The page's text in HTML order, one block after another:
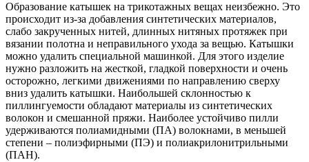
Образование катышек на трикотажных вещах неизбежно. Это
происходит из-за добавления синтетических материалов,
слабо закрученных нитей, длинных нитяных протяжек при
вязании полотна и неправильного ухода за вещью. Катышки
можно удалить специальной машинкой. Для этого изделие
нужно разложить на жесткой, гладкой поверхности и очень
осторожно, легкими движениями по направлению сверху
вниз удалить катышки. Наибольшей склонностью к
пиллингуемости обладают материалы из синтетических
волокон и смешанной пряжи. Наиболее устойчиво пилли
удерживаются полиамидными (ПА) волокнами, в меньшей
степени – полиэфирными (ПЭ) и полиакрилонитрильными
(ПАН).